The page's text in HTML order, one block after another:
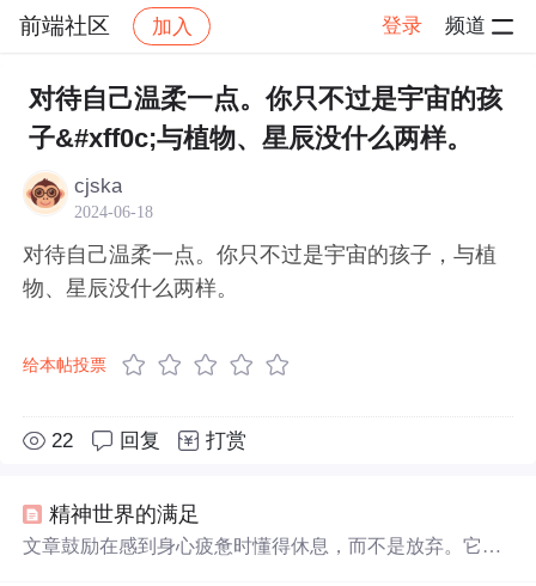
前端社区 加入 登录 频道
社区 前端社区 感慨 帖子详情
对待自己温柔一点。你只不过是宇宙的孩
子&#xff0c;与植物、星辰没什么两样。
cjska
2024-06-18
对待自己温柔一点。你只不过是宇宙的孩子，与植
物、星辰没什么两样。
给本帖投票
22 回复 打赏
精神世界的满足
文章鼓励在感到身心疲惫时懂得休息，而不是放弃。它强